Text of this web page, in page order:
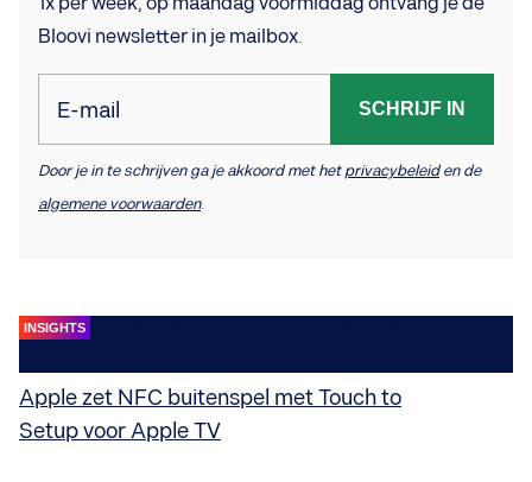
Bloovi newsletter in je mailbox.
E-mail SCHRIJF IN
Door je in te schrijven ga je akkoord met hetprivacybeleiden de
algemene voorwaarden.
INSIGHTS
Apple zet NFC buitenspel met Touch to
Setup voor Apple TV